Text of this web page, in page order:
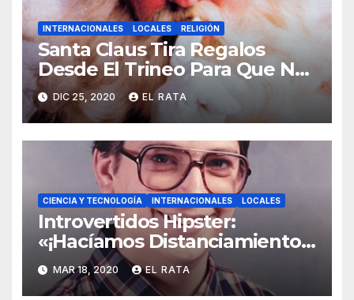
INTERNACIONALES LOCALES RELIGIÓN
Santa Claus Tira Regalos
Desde El Trineo Para Que No
Se Le Pegue El COVID-19
DIC 25, 2020 EL RATA
CIENCIA Y TECNOLOGÍA INTERNACIONALES LOCALES
Introvertidos Hipster:
«¡Hacíamos Distanciamiento
Social Antes De Que El
Coronavirus Lo Hiciera Cool!»
MAR 18, 2020 EL RATA